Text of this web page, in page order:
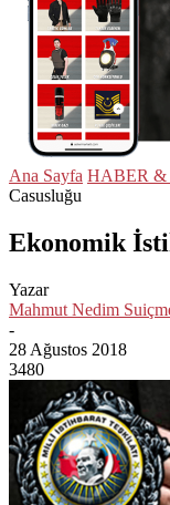
Ana Sayfa HABER
Casusluğu
Ekonomik
Yazar
Mahmut Nedim
-
28 Ağustos 2018
3480